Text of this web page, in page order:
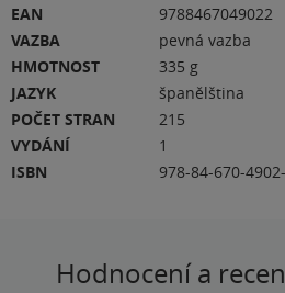
EAN
9788467049022
VAZBA
pevná vazba
HMOTNOST
335 g
JAZYK
španělština
POČET STRAN
215
VYDÁNÍ
1
ISBN
978-84-670-
Hodnocení a